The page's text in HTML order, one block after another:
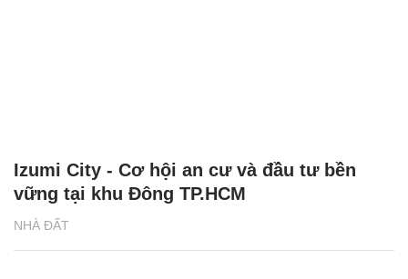
NHÀ ĐẤT
Izumi City - Cơ hội an cư và đầu tư bền
vững tại khu Đông TP.HCM